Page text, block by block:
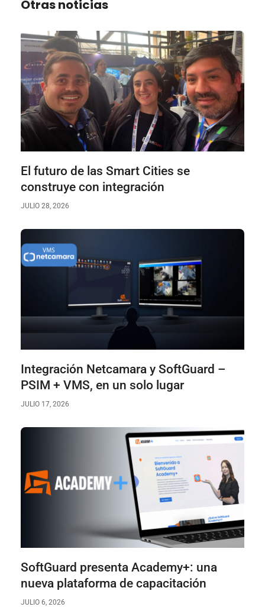
Otras noticias
El futuro de las Smart Cities se
construye con integración
JULIO 28, 2026
Integración Netcamara y SoftGuard –
PSIM + VMS, en un solo lugar
JULIO 17, 2026
SoftGuard presenta Academy+: una
nueva plataforma de capacitación
JULIO 6, 2026